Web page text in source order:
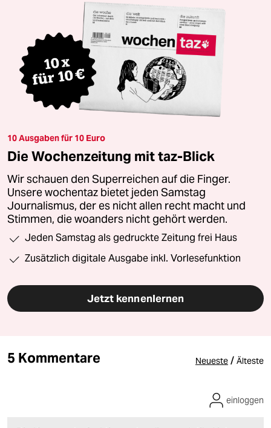
10 Ausgaben für 10 Euro
Die Wochenzeitung mit taz-Blick
Wir schauen den Superreichen auf die Finger.
Unsere wochentaz bietet jeden Samstag
Journalismus, der es nicht allen recht macht und
Stimmen, die woanders nicht gehört werden.
Jeden Samstag als gedruckte Zeitung frei Haus
Zusätzlich digitale Ausgabe inkl. Vorlesefunktion
Jetzt kennenlernen
5 Kommentare Neueste / Älteste
einloggen